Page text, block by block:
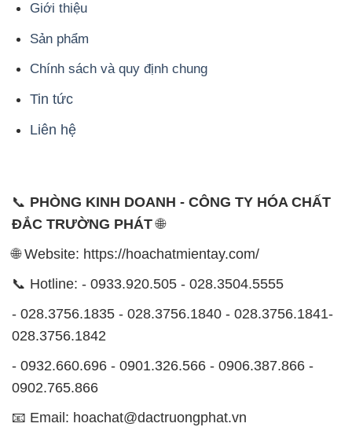
Giới thiệu
Sản phẩm
Chính sách và quy định chung
Tin tức
Liên hệ
📞 PHÒNG KINH DOANH - CÔNG TY HÓA CHẤT
ĐẮC TRƯỜNG PHÁT🌐
🌐 Website: https://hoachatmientay.com/
📞 Hotline: - 0933.920.505 - 028.3504.5555
- 028.3756.1835 - 028.3756.1840 - 028.3756.1841-
028.3756.1842
- 0932.660.696 - 0901.326.566 - 0906.387.866 -
0902.765.866
📧 Email: hoachat@dactruongphat.vn